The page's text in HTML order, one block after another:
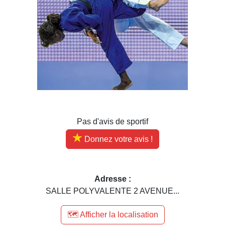
Pas d'avis de sportif
Donnez votre avis !
Adresse :
SALLE POLYVALENTE 2 AVENUE...
🗺️ Afficher la localisation